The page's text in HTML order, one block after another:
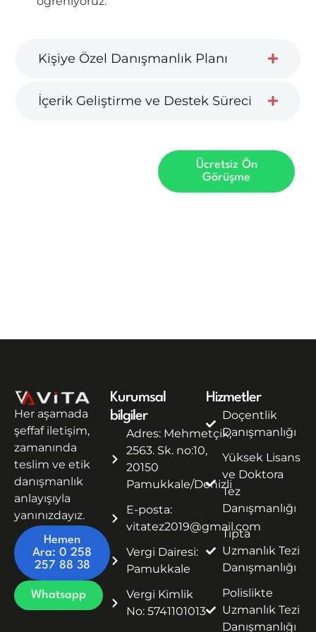
Kişiye Özel Danışmanlık Planı
İçerik Geliştirme ve Destek Süreci
Ücretsiz Ön
Görüşme
Her aşamada
şeffaf iletişim,
zamanında
teslim ve etik
danışmanlık
anlayışıyla
yanınızdayız.
Hemen
Ara: 0 258
257 88 38
Whatsapp
Kurumsal
bilgiler
Adres: Mehmetçik,
2563. Sk. no:10,
20150
Pamukkale/Denizli
E-posta:
vitatez2019@gmail.com
Vergi Dairesi:
Pamukkale
Vergi Kimlik
No: 5741101013
Hizmetler
Doçentlik
Danışmanlığı
Yüksek Lisans
ve Doktora
Tez
Danışmanlığı
Tıpta
Uzmanlık Tezi
Danışmanlığı
Polislikte
Uzmanlık Tezi
Danışmanlığı